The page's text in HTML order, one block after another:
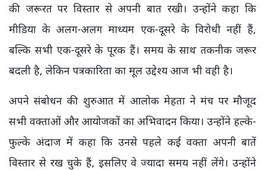
की जरूरत पर विस्तार से अपनी बात रखी। उन्होंने कहा कि
मीडिया के अलग-अलग माध्यम एक-दूसरे के विरोधी नहीं हैं,
बल्कि सभी एक-दूसरे के पूरक हैं। समय के साथ तकनीक जरूर
बदली है, लेकिन पत्रकारिता का मूल उद्देश्य आज भी वही है।
अपने संबोधन की शुरुआत में आलोक मेहता ने मंच पर मौजूद
सभी वक्ताओं और आयोजकों का अभिवादन किया। उन्होंने हल्के-
फुल्के अंदाज में कहा कि उनसे पहले कई वक्ता अपनी बातें
विस्तार से रख चुके हैं, इसलिए वे ज्यादा समय नहीं लेंगे। उन्होंने